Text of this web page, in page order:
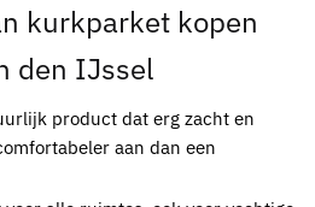
kurkparket kopen
den IJssel
product dat erg zacht en
aan dan een